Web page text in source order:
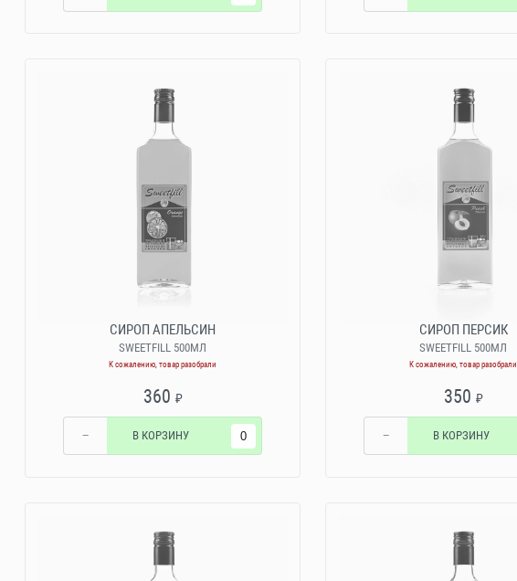
СИРОП АПЕЛЬСИН
SWEETFILL 500МЛ
К сожалению, товар разобрали
360 ₽
− В КОРЗИНУ
СИРОП ПЕРСИК
SWEETFILL 500МЛ
К сожалению, товар разобрали
350 ₽
− В КОРЗИНУ